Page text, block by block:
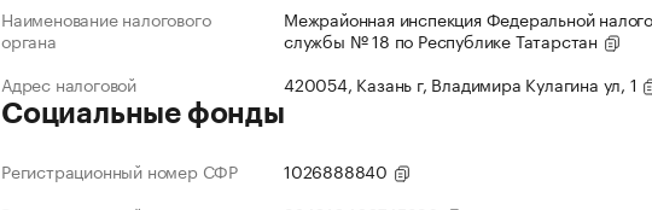
Наименование налогового
органа
Межрайонная инспекция Федеральной
службы № 18 по Республике Татарстан
Адрес налоговой
420054, Казань г, Владимира Кулагина ул, 1
Социальные фонды
Регистрационный номер СФР
1026888840